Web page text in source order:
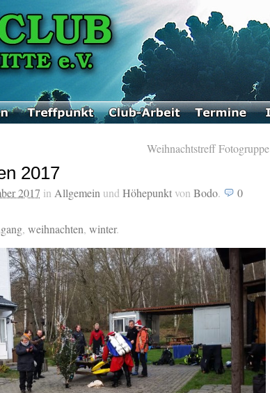
Weihnachtstreff Fotogruppe
2017
2017 in Allgemein und Höhepunkt von Bodo.
0
, weihnachten, winter.